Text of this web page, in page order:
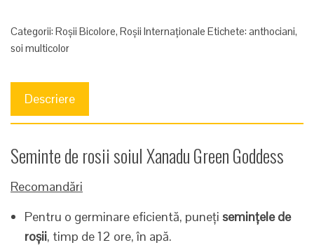
Categorii: Roșii Bicolore, Roșii Internaționale Etichete: anthociani,
soi multicolor
Descriere
Seminte de rosii soiul Xanadu Green Goddess
Recomandări
Pentru o germinare eficientă, puneți semințele de
roșii, timp de 12 ore, în apă.